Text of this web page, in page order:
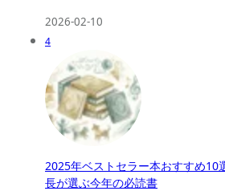
2026-02-10
4
2025年ベストセラー本おすすめ10
長が選ぶ今年の必読書